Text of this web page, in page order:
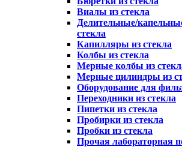
Виалы из стекла
Делительные/
стекла
Капилляры из стекла
Колбы из стекла
Мерные колбы из
Мерные цилиндры из
Оборудование для
Переходники из стекла
Пипетки из стекла
Пробирки из стекла
Пробки из стекла
Прочая лабораторная